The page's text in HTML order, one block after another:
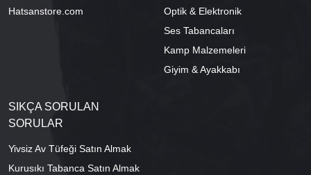
Hatsanstore.com
Optik & Elektronik
Ses Tabancaları
Kamp Malzemeleri
Giyim & Ayakkabı
SIKÇA SORULAN
SORULAR
Yivsiz Av Tüfeği Satın Almak
Kurusıkı Tabanca Satın Almak